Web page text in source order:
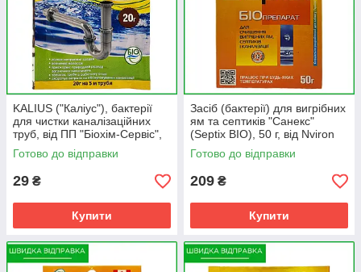
KALIUS ("Каліус"), бактерії
для чистки каналізаційних
труб, від ПП "Біохім-Сервіс",
Україна
Готово до відправки
29 ₴
Купити
Засіб (бактерії) для вигрібних
ям та септиків "Санекс"
(Septix BIO), 50 г, від Nviron
Biosolutions, Канада
Готово до відправки
209 ₴
Купити